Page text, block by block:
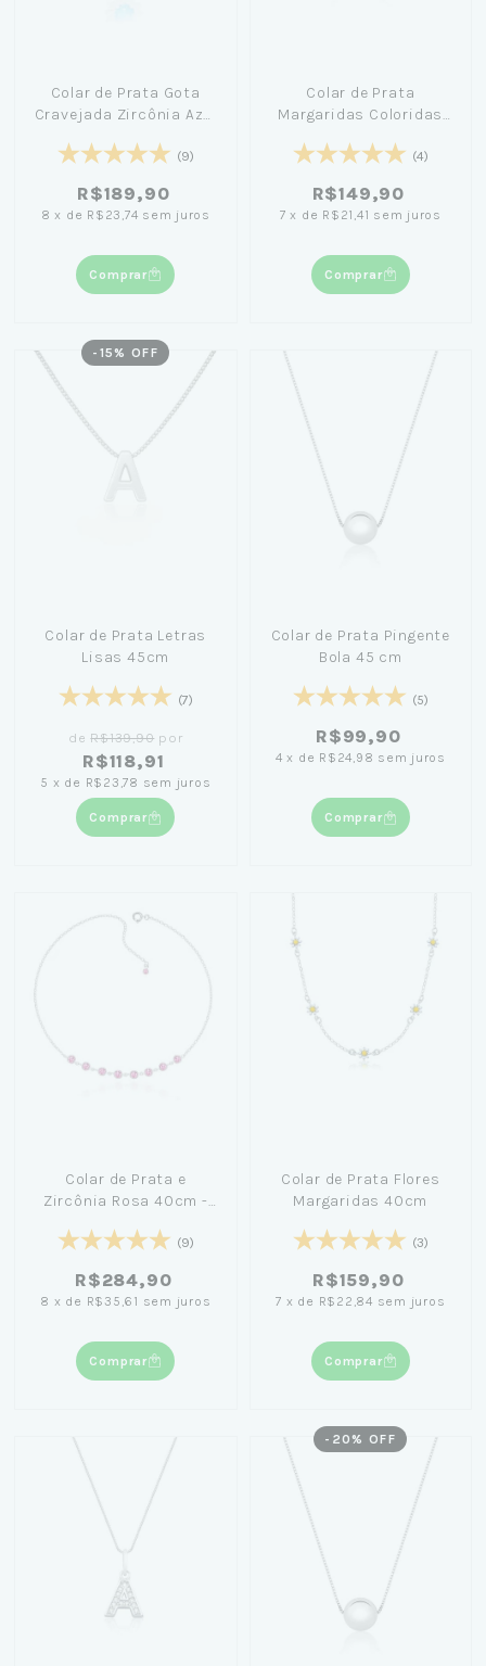
Colar de Prata Gota
Cravejada Zircônia Azul
(9)
R$189,90
8 x de R$23,74 sem juros
Comprar
Colar de Prata
Margaridas Coloridas
(4)
R$149,90
7 x de R$21,41 sem juros
Comprar
- 15 % OFF
Colar de Prata Letras
Lisas 45cm
(7)
deR$139,90 por
R$118,91
5 x de R$23,78 sem juros
Comprar
Colar de Prata Pingente
Bola 45 cm
(5)
R$99,90
4 x de R$24,98 sem juros
Comprar
Colar de Prata e
Zircônia Rosa 40cm -
(9)
R$284,90
8 x de R$35,61 sem juros
Comprar
Colar de Prata Flores
Margaridas 40cm
(3)
R$159,90
7 x de R$22,84 sem juros
Comprar
- 20 % OFF